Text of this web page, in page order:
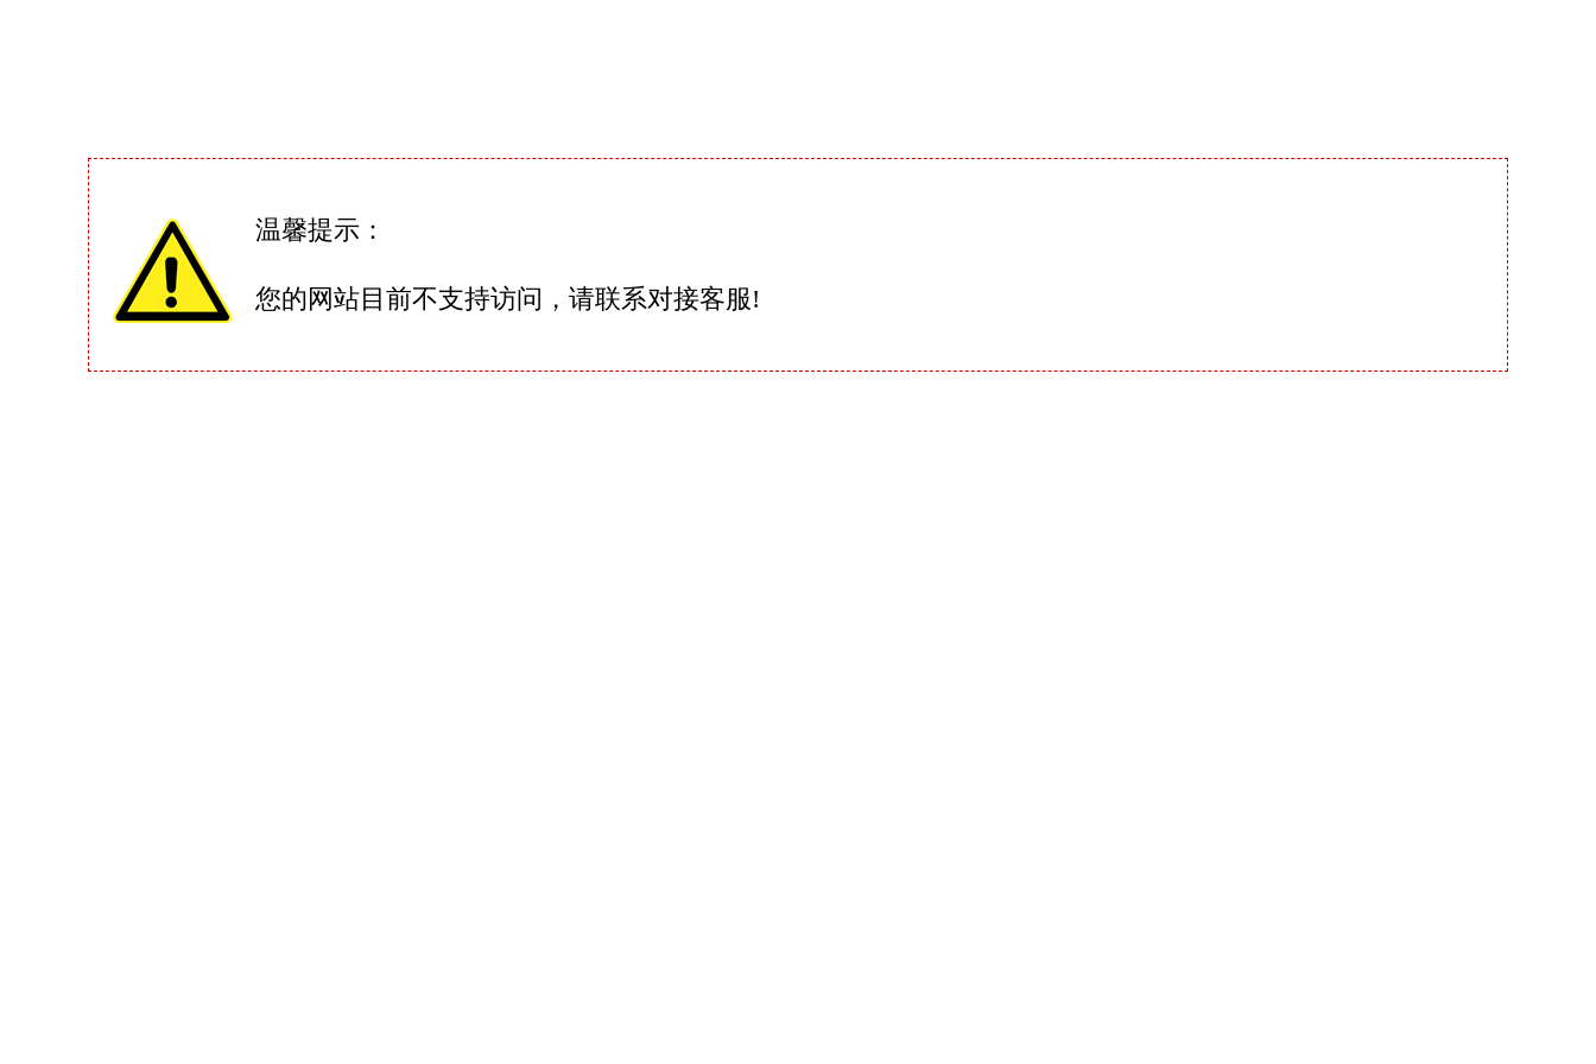
温馨提示：
您的网站目前不支持访问，请联系对接客服!